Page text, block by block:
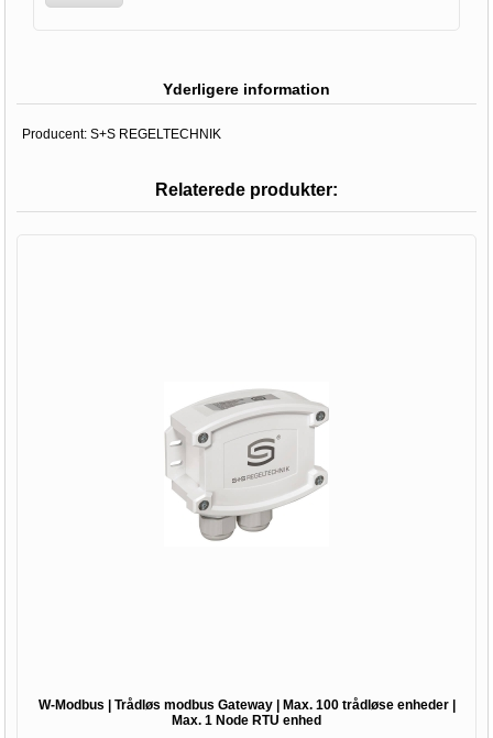
Yderligere information
Producent: S+S REGELTECHNIK
Relaterede produkter:
W-Modbus | Trådløs modbus Gateway | Max. 100 trådløse enheder |
Max. 1 Node RTU enhed